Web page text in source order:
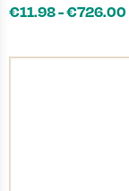
€11.98-€726.00